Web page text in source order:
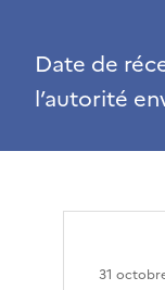
Date de
l’autorité
31